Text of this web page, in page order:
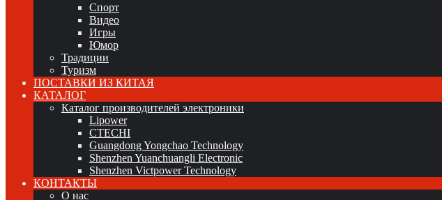
Спорт
Видео
Игры
Юмор
Традиции
Туризм
ПОСТАВКИ ИЗ КИТАЯ
КАТАЛОГ
Каталог производителей электроники
Lipower
CTECHI
Guangdong Yongchao Technology
Shenzhen Yuanchuangli Electronic
Shenzhen Victpower Technology
КОНТАКТЫ
О нас